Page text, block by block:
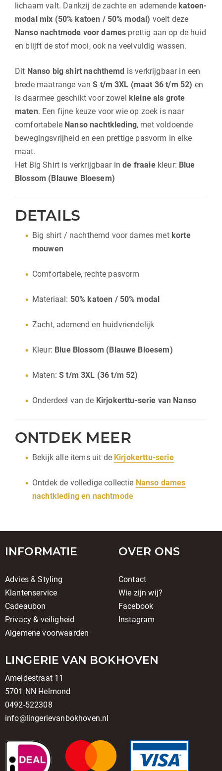
lichaam valt. Dankzij de zachte en ademende katoen-
modal mix (50% katoen / 50% modal) voelt deze
Nanso nachtmode voor dames prettig aan op de huid
en blijft de stof mooi, ook na veelvuldig wassen.
Dit Nanso big shirt nachthemd is verkrijgbaar in een
brede maatrange vanS t/m 3XL (maat 36 t/m 52) en
is daarmee geschikt voor zowel kleine als grote
maten. Een fijne keuze voor wie op zoek is naar
comfortabele Nanso nachtkleding, met voldoende
bewegingsvrijheid en een prettige pasvorm in elke
maat.
Het Big Shirt is verkrijgbaar inde fraaie kleur: Blue
Blossom (Blauwe Bloesem)
DETAILS
Big shirt / nachthemd voor dames met korte
mouwen
Comfortabele, rechte pasvorm
Materiaal: 50% katoen / 50% modal
Zacht, ademend en huidvriendelijk
Kleur: Blue Blossom (Blauwe Bloesem)
Maten:S t/m 3XL (36 t/m 52)
Onderdeel van de Kirjokerttu-serie van Nanso
ONTDEK MEER
Bekijk alle items uit de Kirjokerttu-serie
Ontdek de volledige collectie Nanso dames
nachtkleding en nachtmode
INFORMATIE
Advies & Styling
Klantenservice
Cadeaubon
Privacy & veiligheid
Algemene voorwaarden
OVER ONS
Contact
Wie zijn wij?
Facebook
Instagram
LINGERIE VAN BOKHOVEN
Ameidestraat 11
5701 NN Helmond
0492-522308
info@lingerievanbokhoven.nl